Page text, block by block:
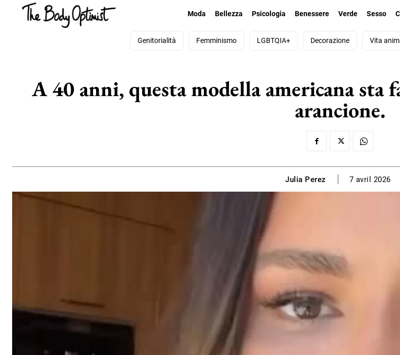
Moda Bellezza Psicologia Benessere Verde Sesso
Genitorialità Femminismo LGBTQIA+ Decorazione Vita
A 40 anni, questa modella americana sta
arancione.
Julia Perez 7 avril 2026